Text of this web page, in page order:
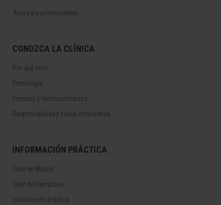
Área para profesionales
CONOZCA LA CLÍNICA
Por qué venir
Tecnología
Premios y reconocimientos
Responsabilidad social corporativa
INFORMACIÓN PRÁCTICA
Sede de Madrid
Sede de Pamplona
Información práctica